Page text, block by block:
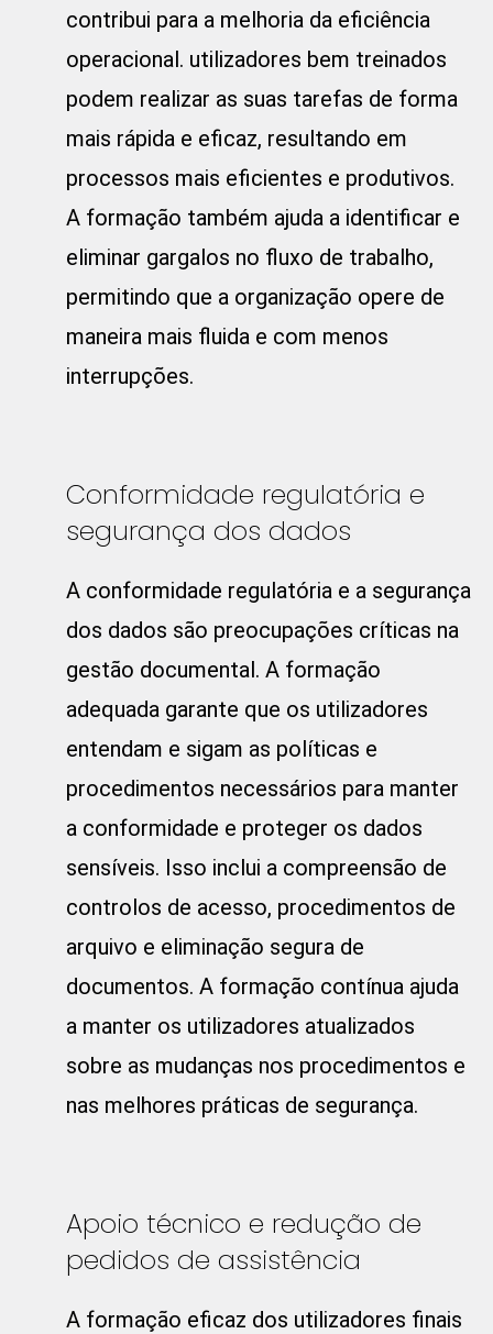
contribui para a melhoria da eficiência
operacional. utilizadores bem treinados
podem realizar as suas tarefas de forma
mais rápida e eficaz, resultando em
processos mais eficientes e produtivos.
A formação também ajuda a identificar e
eliminar gargalos no fluxo de trabalho,
permitindo que a organização opere de
maneira mais fluida e com menos
interrupções.
Conformidade regulatória e
segurança dos dados
A conformidade regulatória e a segurança
dos dados são preocupações críticas na
gestão documental. A formação
adequada garante que os utilizadores
entendam e sigam as políticas e
procedimentos necessários para manter
a conformidade e proteger os dados
sensíveis. Isso inclui a compreensão de
controlos de acesso, procedimentos de
arquivo e eliminação segura de
documentos. A formação contínua ajuda
a manter os utilizadores atualizados
sobre as mudanças nos procedimentos e
nas melhores práticas de segurança.
Apoio técnico e redução de
pedidos de assistência
A formação eficaz dos utilizadores finais